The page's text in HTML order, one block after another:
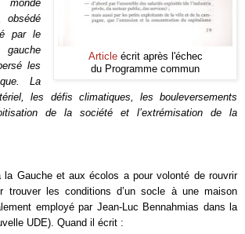
Article écrit après l'échec
du Programme commun
obsédé
par le
les
La
les défis climatiques, les bouleversements
de la société et l’extrémisation de la
la Gauche et aux écolos a pour volonté de rouvrir
trouver les conditions d’un socle à une maison
employé par Jean-Luc Bennahmias dans la
UDE). Quand il écrit :